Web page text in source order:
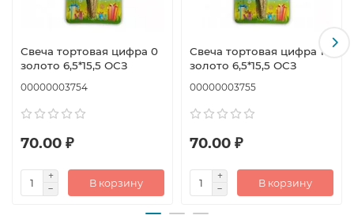
Свеча тортовая цифра 0
золото 6,5*15,5 ОСЗ
00000003754
70.00 ₽
В корзину
Свеча тортовая цифра 1
золото 6,5*15,5 ОСЗ
00000003755
70.00 ₽
В корзину